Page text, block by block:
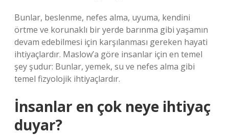
Bunlar, beslenme, nefes alma, uyuma, kendini
örtme ve korunaklı bir yerde barınma gibi yaşamın
devam edebilmesi için karşılanması gereken hayati
ihtiyaçlardır. Maslow’a göre insanlar için en temel
şey şudur: Bunlar, yemek, su ve nefes alma gibi
temel fizyolojik ihtiyaçlardır.
İnsanlar en çok neye ihtiyaç
duyar?